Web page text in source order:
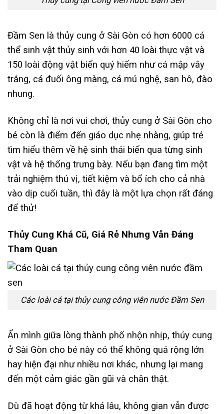
Đầm Sen là thủy cung ở Sài Gòn có hơn 6000 cá
thể sinh vật thủy sinh với hơn 40 loài thực vật và
150 loài động vật biển quý hiếm như cá mập vây
trắng, cá đuối ông màng, cá mú nghệ, san hô, đào
nhung.
Không chỉ là nơi vui chơi, thủy cung ở Sài Gòn cho
bé còn là điểm đến giáo dục nhẹ nhàng, giúp trẻ
tìm hiểu thêm về hệ sinh thái biển qua từng sinh
vật và hệ thống trưng bày. Nếu bạn đang tìm một
trải nghiệm thú vị, tiết kiệm và bổ ích cho cả nhà
vào dịp cuối tuần, thì đây là một lựa chọn rất đáng
để thử!
Thủy Cung Khá Cũ, Giá Rẻ Nhưng Vẫn Đáng
Tham Quan
Các loài cá tại thủy cung công viên nước Đầm Sen
Ẩn mình giữa lòng thành phố nhộn nhịp, thủy cung
ở Sài Gòn cho bé này có thể không quá rộng lớn
hay hiện đại như nhiều nơi khác, nhưng lại mang
đến một cảm giác gần gũi và chân thật.
Dù đã hoạt động từ khá lâu, không gian vẫn được